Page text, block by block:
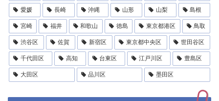
愛媛 長崎 沖縄 山形 山梨 島根
宮崎 福井 和歌山 徳島 東京都港区 鳥取
渋谷区 佐賀 新宿区 東京都中央区 世田谷区
千代田区 高知 台東区 江戸川区 豊島区
大田区 品川区 墨田区